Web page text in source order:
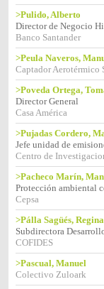
>Pulido, Alberto
Director de Negocio
Banco Santander
>Peula Naveros,
Captador Aerotérmico
>Poveda Ortega,
Director General
Casa América
>Pujadas Cordero,
Jefe unidad de
Centro de
>Pacheco Marín,
Protección ambiental
Cepsa
>Pálla Sagüés, Regina
Subdirectora
COFIDES
>Pascual, Manuel
Colectivo Zuloark